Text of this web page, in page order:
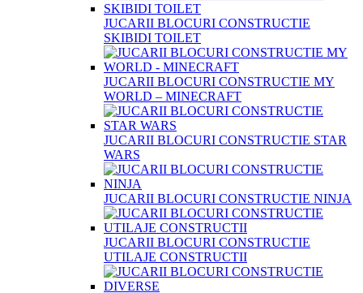
JUCARII BLOCURI CONSTRUCTIE
SKIBIDI TOILET
JUCARII BLOCURI CONSTRUCTIE MY
WORLD – MINECRAFT
JUCARII BLOCURI CONSTRUCTIE STAR
WARS
JUCARII BLOCURI CONSTRUCTIE NINJA
JUCARII BLOCURI CONSTRUCTIE
UTILAJE CONSTRUCTII